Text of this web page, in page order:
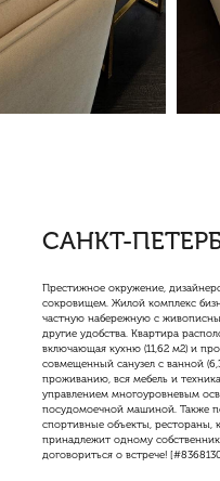
САНКТ-
Престижное окружение,
сокровищем. Жилой комплекс
частную набережную с
другие удобства. Квартира
включающая кухню (11,62 м2) и
совмещенный санузел с ванной
проживанию, вся мебель и
управлением многоуровневым
посудомоечной машиной. Также
спортивные объекты, рестораны,
принадлежит одному
договориться о встрече!